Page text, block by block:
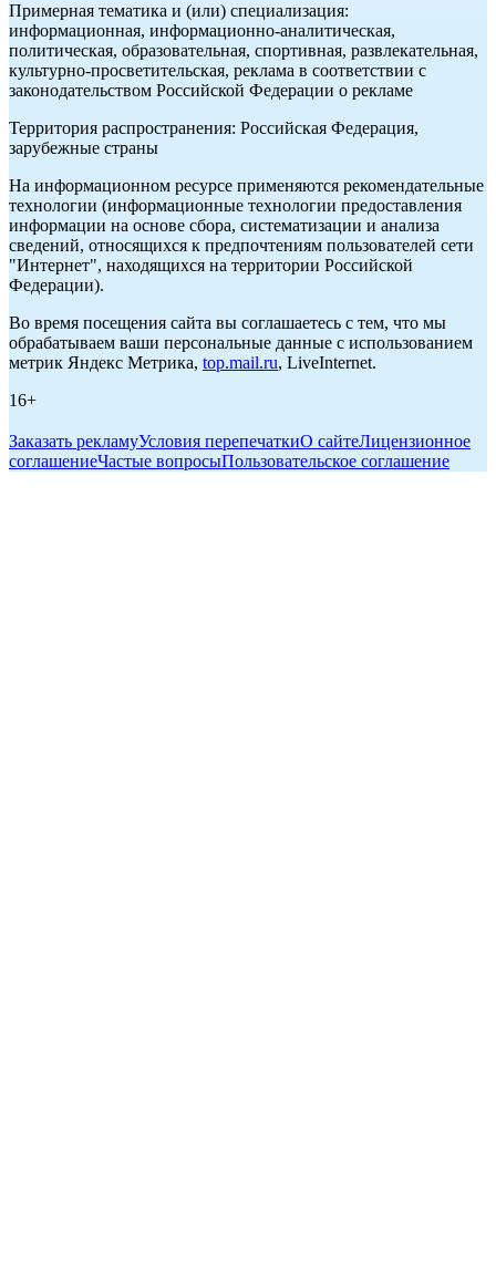
Примерная тематика и (или) специализация:
информационная, информационно-аналитическая,
политическая, образовательная, спортивная, развлекательная,
культурно-просветительская, реклама в соответствии с
законодательством Российской Федерации о рекламе
Территория распространения: Российская Федерация,
зарубежные страны
На информационном ресурсе применяются рекомендательные
технологии (информационные технологии предоставления
информации на основе сбора, систематизации и анализа
сведений, относящихся к предпочтениям пользователей сети
"Интернет", находящихся на территории Российской
Федерации).
Во время посещения сайта вы соглашаетесь с тем, что мы
обрабатываем ваши персональные данные с использованием
метрик Яндекс Метрика, top.mail.ru, LiveInternet.
16+
Заказать рекламуУсловия перепечаткиО сайтеЛицензионное
соглашениеЧастые вопросыПользовательское соглашение